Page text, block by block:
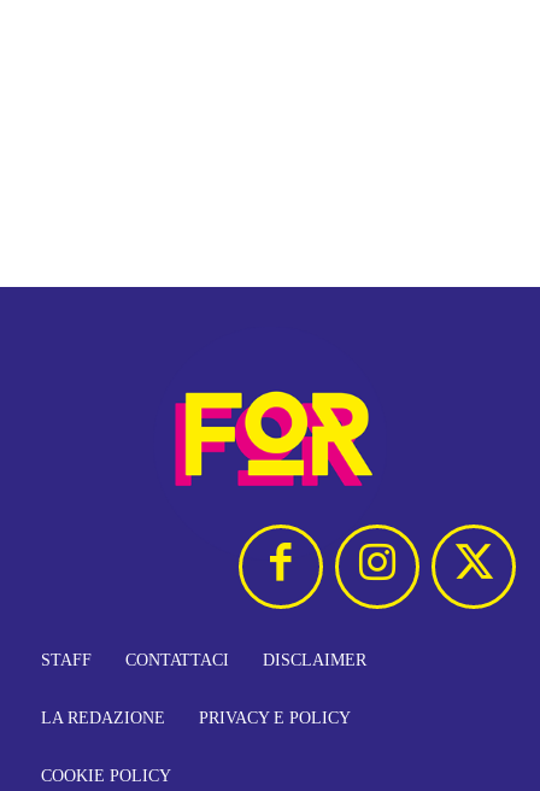
STAFF CONTATTACI DISCLAIMER
LA REDAZIONE PRIVACY E POLICY
COOKIE POLICY